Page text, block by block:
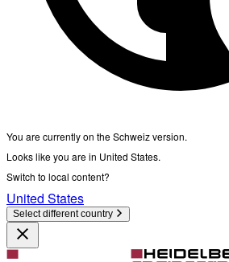
You are currently on the Schweiz version.
Looks like you are in United States.
Switch to local content?
United States
Select different country